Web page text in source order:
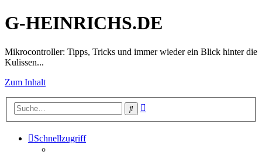
G-HEINRICHS.DE
Mikrocontroller: Tipps, Tricks und immer wieder ein Blick hinter die
Kulissen...
Zum Inhalt
Suche
Schnellzugriff